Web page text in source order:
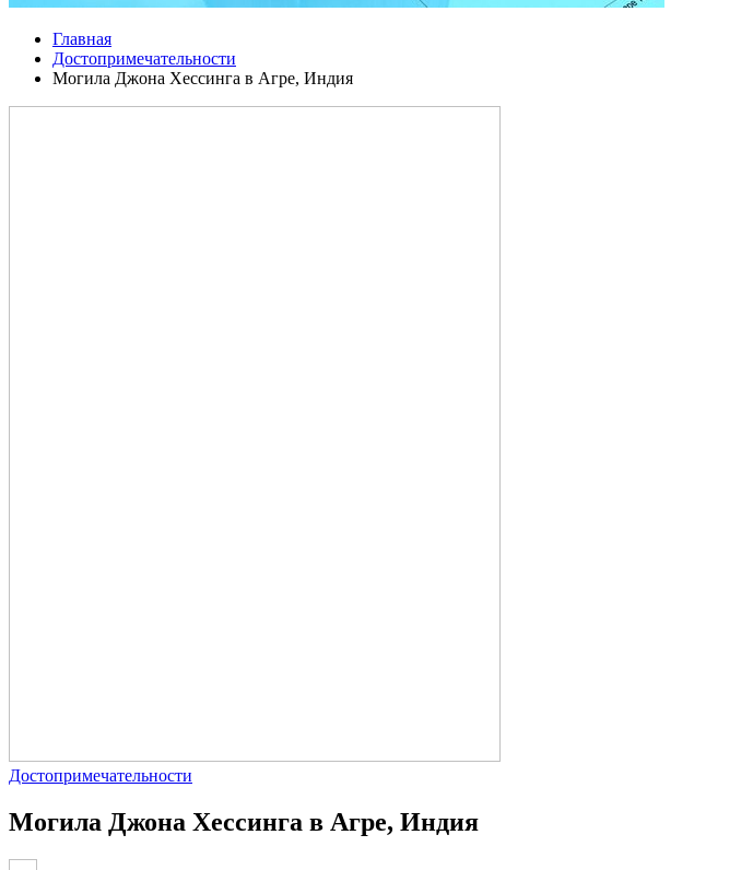
Главная
Достопримечательности
Могила Джона Хессинга в Агре, Индия
Достопримечательности
Могила Джона Хессинга в Агре, Индия